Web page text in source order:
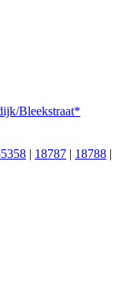
Bleekstraat*
| 18787 | 18788 |